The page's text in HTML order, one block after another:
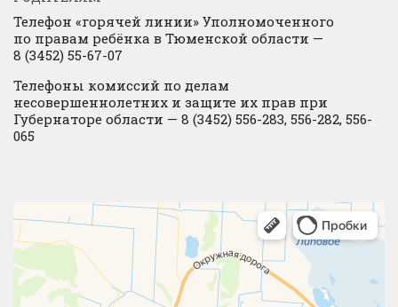
Телефон «горячей линии» Уполномоченного
по правам ребёнка в Тюменской области —
8 (3452) 55-67-07
Телефоны комиссий по делам
несовершеннолетних и защите их прав при
Губернаторе области — 8 (3452) 556-283, 556-282, 556-
065